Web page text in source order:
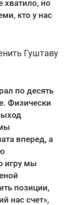
хватило, но
кто у нас
Гуштаву
по десять
Физически
вперед, а
игру мы
позиции,
нас счет»,